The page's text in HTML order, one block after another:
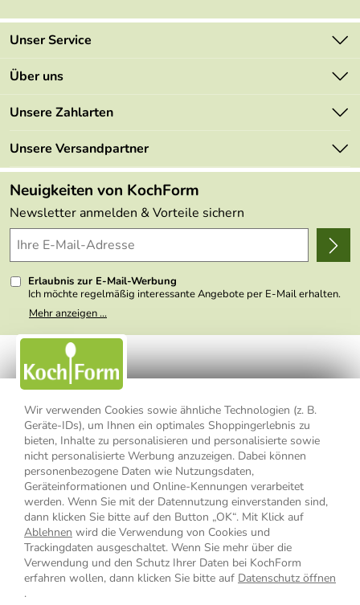
Wir verwenden Cookies sowie ähnliche Technologien (z. B.
Geräte-IDs), um Ihnen ein optimales Shoppingerlebnis zu
bieten, Inhalte zu personalisieren und personalisierte sowie
nicht personalisierte Werbung anzuzeigen. Dabei können
personenbezogene Daten wie Nutzungsdaten,
Geräteinformationen und Online-Kennungen verarbeitet
werden. Wenn Sie mit der Datennutzung einverstanden sind,
dann klicken Sie bitte auf den Button „OK“. Mit Klick auf
Ablehnen wird die Verwendung von Cookies und
Trackingdaten ausgeschaltet. Wenn Sie mehr über die
Verwendung und den Schutz Ihrer Daten bei KochForm
erfahren wollen, dann klicken Sie bitte auf Datenschutz öffnen
.
Unser Service
Kontakt
Mehrwertsteuerfrei
Retourenportal
FAQs
Lieferbedingungen
Delivery Terms
Kundenlogin
Über uns
Marken
Angebote
Made in Germany
Themen
Wir über uns
Presse
Unsere Zahlarten
Unsere Versandpartner
Neuigkeiten von KochForm
Newsletter anmelden & Vorteile sichern
Erlaubnis zur E-Mail-Werbung
Ich möchte regelmäßig interessante Angebote per E-Mail erhalten.
Meine E-Mail-Adresse wird nicht an andere Unternehmen
weitergegeben. Zu statistischen Zwecken wird in anonymer Form
nicht erkennbar, welche konkrete Person geklickt hat. Diese
Einwilligung zur Nutzung meiner E-Mail- Adresse für Werbezwecke
kann ich jederzeit mit Wirkung für die Zukunft widerrufen, indem ich
den Link "Abmelden" am Ende des Newsletters anklicke oder die
Option Newsletter im Mitgliederbereich deaktiviere. Die
Mehr anzeigen ...
Impressum Datenschutzerklärung
AGB
Widerrufsbelehrung
Widerrufsformular
Vertrag widerrufen
* Alle Preisangaben inkl. MwSt., bis 49,90 € Bestellwert zzgl.
Versandkosten, ab 49,90 € Bestellwert inkl.Versandkosteninnerhalb